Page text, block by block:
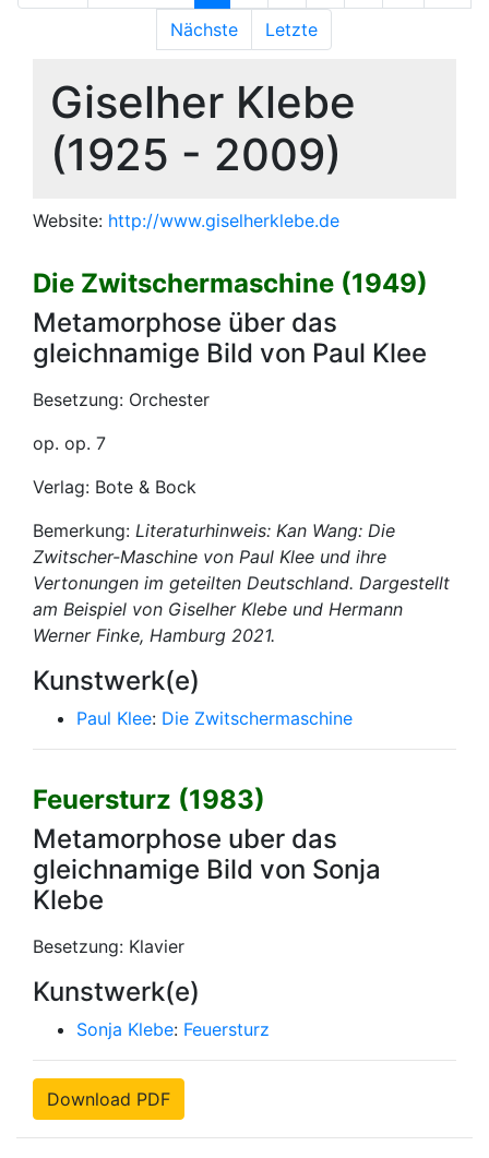
Nächste
Letzte
Giselher Klebe
(1925 - 2009)
Website: http://www.giselherklebe.de
Die Zwitschermaschine (1949)
Metamorphose über das
gleichnamige Bild von Paul Klee
Besetzung: Orchester
op. op. 7
Verlag: Bote & Bock
Bemerkung: Literaturhinweis: Kan Wang: Die
Zwitscher-Maschine von Paul Klee und ihre
Vertonungen im geteilten Deutschland. Dargestellt
am Beispiel von Giselher Klebe und Hermann
Werner Finke, Hamburg 2021.
Kunstwerk(e)
Paul Klee: Die Zwitschermaschine
Feuersturz (1983)
Metamorphose uber das
gleichnamige Bild von Sonja
Klebe
Besetzung: Klavier
Kunstwerk(e)
Sonja Klebe: Feuersturz
Download PDF